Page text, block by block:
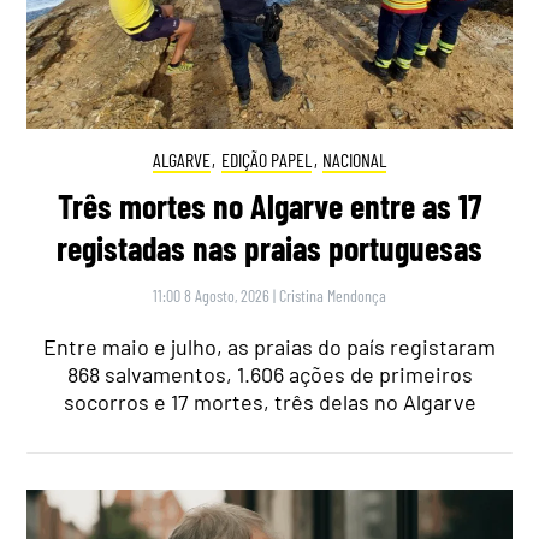
ALGARVE, EDIÇÃO PAPEL , NACIONAL
Três mortes no Algarve entre as 17
registadas nas praias portuguesas
11:00 8 Agosto, 2026 | Cristina Mendonça
Entre maio e julho, as praias do país registaram
868 salvamentos, 1.606 ações de primeiros
socorros e 17 mortes, três delas no Algarve